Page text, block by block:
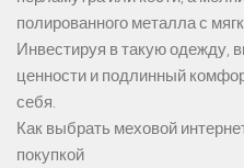
полированного металла с
Инвестируя в такую одежду,
ценности и подлинный
себя.
Как выбрать меховой
покупкой